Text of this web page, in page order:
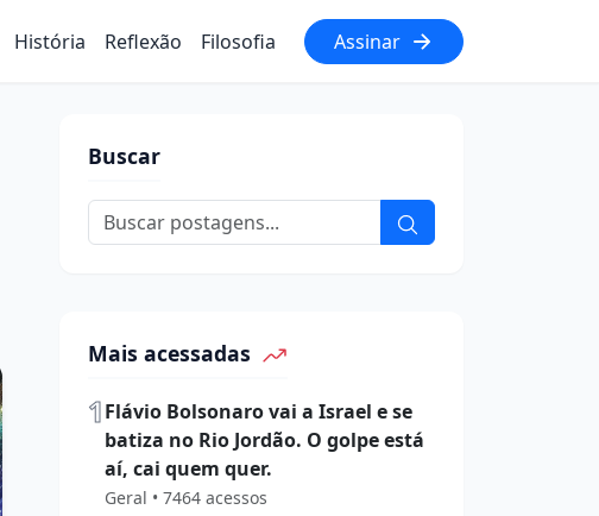
História Reflexão Filosofia Assinar
Buscar
Mais acessadas
1Flávio Bolsonaro vai a Israel e se
batiza no Rio Jordão. O golpe está
aí, cai quem quer.
Geral • 7464 acessos